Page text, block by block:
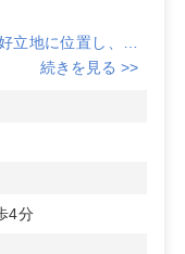
立地に位置し、地
です。駅近の立地
科が契約済み
療科目との共存
続きを見る >>
4分